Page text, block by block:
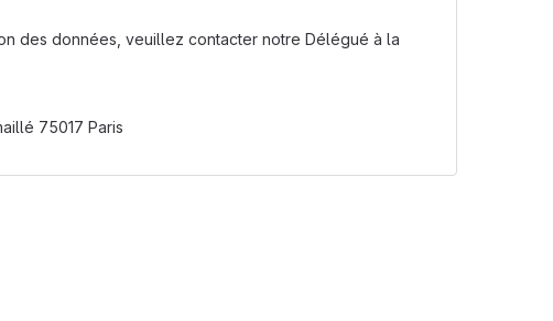
des données, veuillez contacter notre Délégué à la
75017 Paris